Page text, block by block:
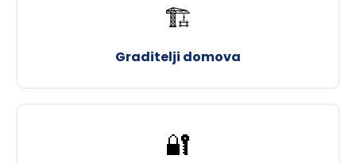
🏗️
Graditelji domova
🔐